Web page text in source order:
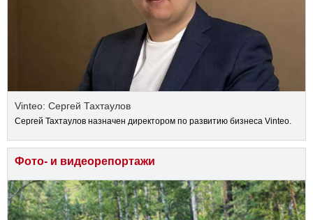
Vinteo: Сергей Тахтаулов
Сергей Тахтаулов назначен директором по развитию бизнеса Vinteo.
Фото- и видеорепортажи